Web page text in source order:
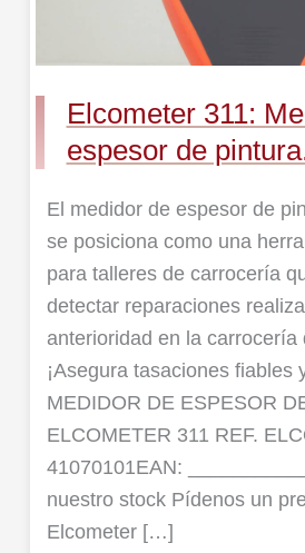
Elcometer 311:
espesor de
El medidor de espesor de
se posiciona como una
para talleres de carrocería
detectar reparaciones
anterioridad en la carrocería
¡Asegura tasaciones fiables
MEDIDOR DE ESPESOR
ELCOMETER 311 REF.
41070101EAN:
nuestro stock Pídenos un
Elcometer […]